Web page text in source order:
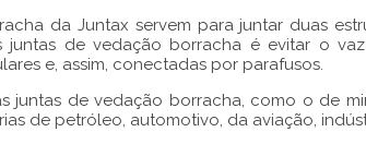
da Juntax servem para juntar duas
juntas de vedação borracha é evitar o
e, assim, conectadas por parafusos.
juntas de vedação borracha, como o de
de petróleo, automotivo, da aviação,